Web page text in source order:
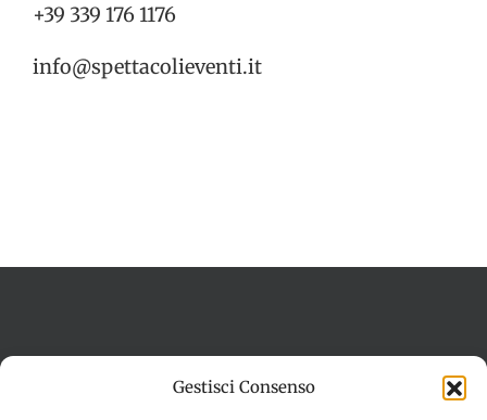
Gestisci Consenso
+39 339 176 1176
info@spettacolieventi.it
Dichiarazione sulla Privacy (UE)